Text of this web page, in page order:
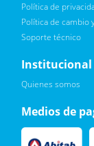
Leí, soy
mis datos
Política de
Política de cambio
Soporte técnico
Institucional
Quienes somos
Medios de